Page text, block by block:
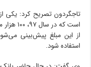
تاجگردون تصریح کرد: یکی
است که
استفاده شو‌د.